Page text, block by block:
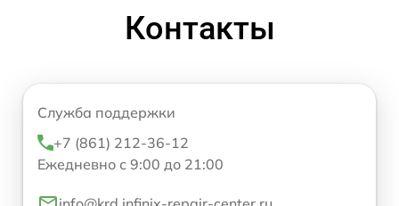
Контакты
Служба поддержки
+7 (861) 212-36-12
Ежедневно с 9:00 до 21:00